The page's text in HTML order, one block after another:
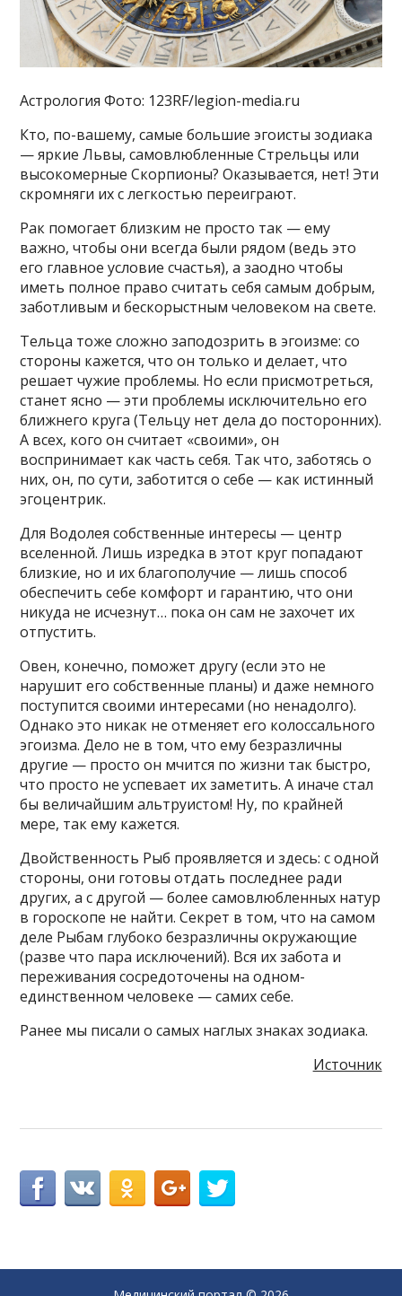
Астрология Фото: 123RF/legion-media.ru
Кто, по-вашему, самые большие эгоисты зодиака
— яркие Львы, самовлюбленные Стрельцы или
высокомерные Скорпионы? Оказывается, нет! Эти
скромняги их с легкостью переиграют.
Рак помогает близким не просто так — ему
важно, чтобы они всегда были рядом (ведь это
его главное условие счастья), а заодно чтобы
иметь полное право считать себя самым добрым,
заботливым и бескорыстным человеком на свете.
Тельца тоже сложно заподозрить в эгоизме: со
стороны кажется, что он только и делает, что
решает чужие проблемы. Но если присмотреться,
станет ясно — эти проблемы исключительно его
ближнего круга (Тельцу нет дела до посторонних).
А всех, кого он считает «своими», он
воспринимает как часть себя. Так что, заботясь о
них, он, по сути, заботится о себе — как истинный
эгоцентрик.
Для Водолея собственные интересы — центр
вселенной. Лишь изредка в этот круг попадают
близкие, но и их благополучие — лишь способ
обеспечить себе комфорт и гарантию, что они
никуда не исчезнут… пока он сам не захочет их
отпустить.
Овен, конечно, поможет другу (если это не
нарушит его собственные планы) и даже немного
поступится своими интересами (но ненадолго).
Однако это никак не отменяет его колоссального
эгоизма. Дело не в том, что ему безразличны
другие — просто он мчится по жизни так быстро,
что просто не успевает их заметить. А иначе стал
бы величайшим альтруистом! Ну, по крайней
мере, так ему кажется.
Двойственность Рыб проявляется и здесь: с одной
стороны, они готовы отдать последнее ради
других, а с другой — более самовлюбленных натур
в гороскопе не найти. Секрет в том, что на самом
деле Рыбам глубоко безразличны окружающие
(разве что пара исключений). Вся их забота и
переживания сосредоточены на одном-
единственном человеке — самих себе.
Ранее мы писали о самых наглых знаках зодиака.
Источник